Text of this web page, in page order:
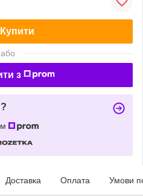
Купити
або
з
Доставка Оплата Умови